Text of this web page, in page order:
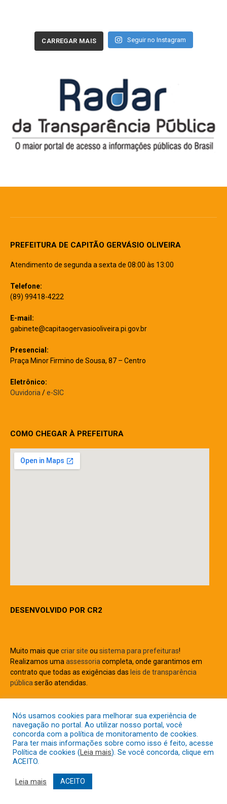
CARREGAR MAIS Seguir no Instagram
PREFEITURA DE CAPITÃO GERVÁSIO OLIVEIRA
Atendimento de segunda a sexta de 08:00 às 13:00
Telefone:
(89) 99418-4222
E-mail:
gabinete@capitaogervasiooliveira.pi.gov.br
Presencial:
Praça Minor Firmino de Sousa, 87 – Centro
Eletrônico:
Ouvidoria /e-SIC
COMO CHEGAR À PREFEITURA
DESENVOLVIDO POR CR2
Muito mais que criarsite ou sistema para prefeituras!
Realizamos uma assessoria completa, onde garantimos em
contrato que todas as exigências das leis de transparência
pública serão atendidas.
Todos os direitos reservados a Prefeitura Municipal de Capitão
Mapa do Site
Acessar Área Administrativa
Nós usamos cookies para melhorar sua experiência de
navegação no portal. Ao utilizar nosso portal, você
concorda com a política de monitoramento de cookies.
Para ter mais informações sobre como isso é feito, acesse
Política de cookies (Leia mais). Se você concorda, clique em
ACEITO.
Leia mais ACEITO